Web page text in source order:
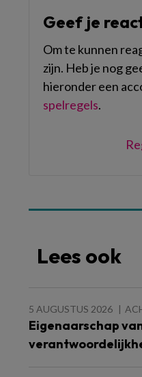
Geef je
Om te kunnen
zijn. Heb je nog
hieronder een
spelregels.
Lees ook
5 AUGUSTUS 2026
Eigenaarschap